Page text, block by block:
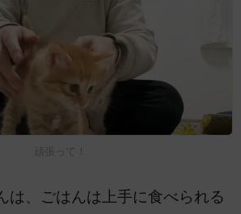
頑張って！
は、ごはんは上手に食べられる